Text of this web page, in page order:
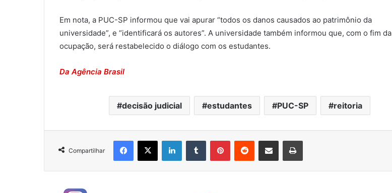
Em nota, a PUC-SP informou que vai apurar “todos os danos causados ao patrimônio da
universidade”, e “identificará os autores”. A universidade também informou que, com o fim da
ocupação, será restabelecido o diálogo com os estudantes.
Da Agência Brasil
decisão judicial estudantes PUC-SP reitoria
Compartilhar